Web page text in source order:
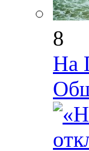
8
На